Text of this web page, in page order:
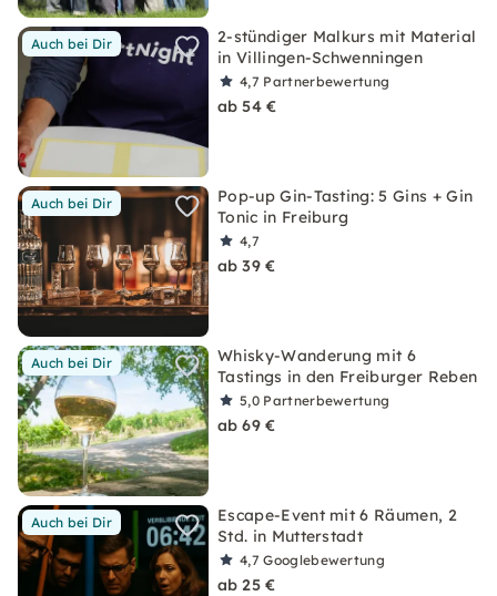
Auch bei Dir
2-stündiger Malkurs mit Material
in Villingen-Schwenningen
4,7 Partnerbewertung
ab 54 €
Auch bei Dir
Pop-up Gin-Tasting: 5 Gins + Gin
Tonic in Freiburg
4,7
ab 39 €
Auch bei Dir
Whisky-Wanderung mit 6
Tastings in den Freiburger Reben
5,0 Partnerbewertung
ab 69 €
Auch bei Dir
Escape-Event mit 6 Räumen, 2
Std. in Mutterstadt
4,7Googlebewertung
ab 25 €